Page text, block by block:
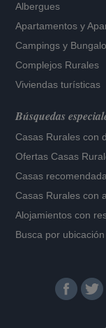
Albergues
Apartamentos y
Campings y
Complejos Rurales
Viviendas turísticas
Búsquedas
Casas Rurales con
Ofertas Casas
Casas
Casas Rurales con
Alojamientos con
Busca por